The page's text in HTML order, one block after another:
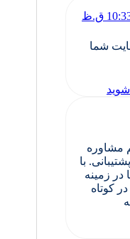
شما
مشاوره
با
زمینه
کوتاه